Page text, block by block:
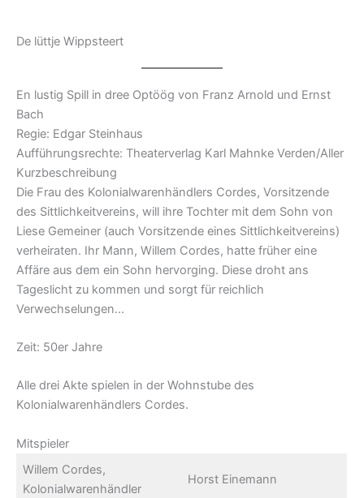
De lüttje Wippsteert
En lustig Spill in dree Optöög von Franz Arnold und Ernst
Bach
Regie: Edgar Steinhaus
Aufführungsrechte: Theaterverlag Karl Mahnke Verden/Aller
Kurzbeschreibung
Die Frau des Kolonialwarenhändlers Cordes, Vorsitzende
des Sittlichkeitvereins, will ihre Tochter mit dem Sohn von
Liese Gemeiner (auch Vorsitzende eines Sittlichkeitvereins)
verheiraten. Ihr Mann, Willem Cordes, hatte früher eine
Affäre aus dem ein Sohn hervorging. Diese droht ans
Tageslicht zu kommen und sorgt für reichlich
Verwechselungen…
Zeit: 50er Jahre
Alle drei Akte spielen in der Wohnstube des
Kolonialwarenhändlers Cordes.
Mitspieler
Willem Cordes,
Kolonialwarenhändler
Horst Einemann